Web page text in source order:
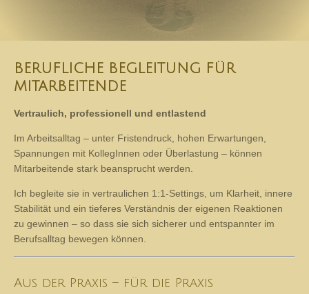
BERUFLICHE BEGLEITUNG FÜR
MITARBEITENDE
Vertraulich, professionell und entlastend
Im Arbeitsalltag – unter Fristendruck, hohen Erwartungen,
Spannungen mit KollegInnen oder Überlastung – können
Mitarbeitende stark beansprucht werden.
Ich begleite sie in vertraulichen 1:1-Settings, um Klarheit, innere
Stabilität und ein tieferes Verständnis der eigenen Reaktionen
zu gewinnen – so dass sie sich sicherer und entspannter im
Berufsalltag bewegen können.